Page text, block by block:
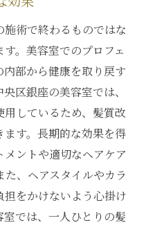
術で終わるものではな
。美容室でのプロフェ
部から健康を取り戻す
区銀座の美容室では、
しているため、髪質改
す。長期的な効果を得
ントや適切なヘアケア
、ヘアスタイルやカラ
をかけないよう心掛け
では、一人ひとりの髪